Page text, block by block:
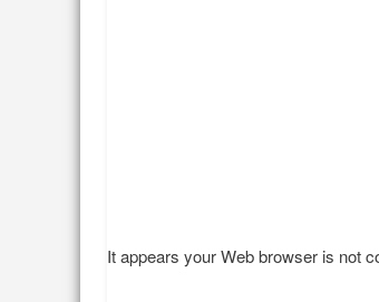
It appears your Web browser is not